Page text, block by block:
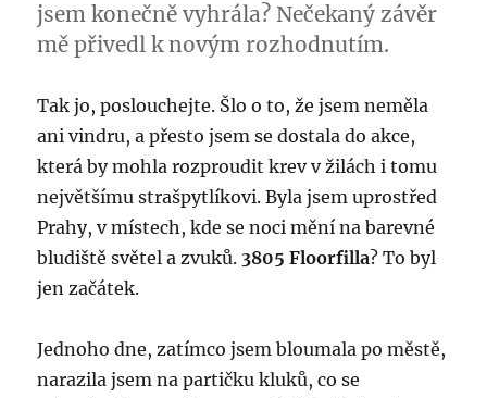
jsem konečně vyhrála? Nečekaný závěr
mě přivedl k novým rozhodnutím.
Tak jo, poslouchejte. Šlo o to, že jsem neměla
ani vindru, a přesto jsem se dostala do akce,
která by mohla rozproudit krev v žilách i tomu
největšímu strašpytlíkovi. Byla jsem uprostřed
Prahy, v místech, kde se noci mění na barevné
bludiště světel a zvuků. 3805 Floorfilla? To byl
jen začátek.
Jednoho dne, zatímco jsem bloumala po městě,
narazila jsem na partičku kluků, co se